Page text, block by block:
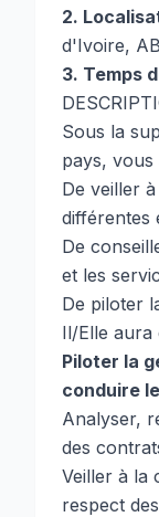
2.
d'Ivoire,
3. Temps
Sous la
pays,
De veiller
différentes
De
et les
De piloter
Il/Elle aura
Piloter la
conduire
Analyser,
des
Veiller à la
respect